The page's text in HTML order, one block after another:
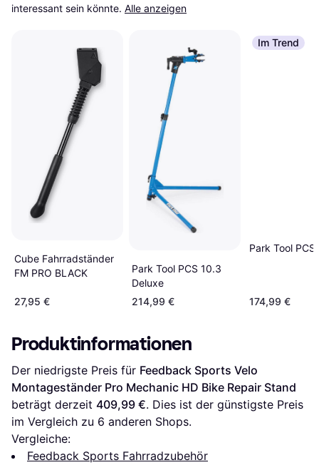
interessant sein könnte. Alle anzeigen
Cube Fahrradständer
FM PRO BLACK
27,95 €
Park Tool PCS 10.3
Deluxe
214,99 €
Im Trend
Park Tool
174,99 €
Produktinformationen
Der niedrigste Preis für Feedback Sports Velo
Montageständer Pro Mechanic HD Bike Repair Stand
beträgt derzeit 409,99 €. Dies ist der günstigste Preis
im Vergleich zu 6 anderen Shops.
Vergleiche:
Feedback Sports Fahrradzubehör